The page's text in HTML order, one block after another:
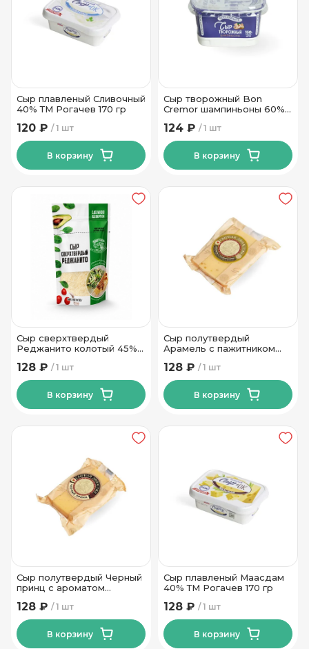
Сыр плавленый Сливочный
40% ТМ Рогачев 170 гр
1 шт
120 ₽
В корзину
Сыр творожный Bon
Cremor шампиньоны 60%
1 шт
124 ₽
В корзину
Сыр сверхтвердый
Реджанито колотый 45%
50гр
1 шт
128 ₽
В корзину
Сыр полутвердый
Арамель с пажитником
180 гр
1 шт
128 ₽
В корзину
Сыр полутвердый Черный
принц с ароматом
Сырная Династия 180 гр
1 шт
128 ₽
В корзину
Сыр плавленый Маасдам
40% ТМ Рогачев 170 гр
1 шт
128 ₽
В корзину